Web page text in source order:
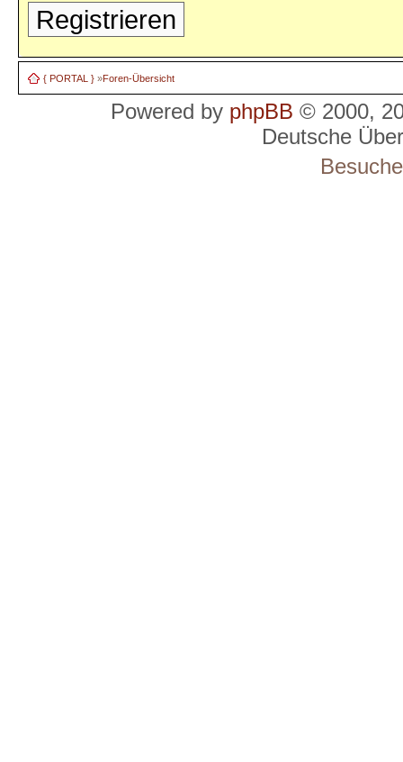
Registrieren
{ PORTAL } »Foren-Übersicht
Powered by phpBB © 2000,
Deutsche